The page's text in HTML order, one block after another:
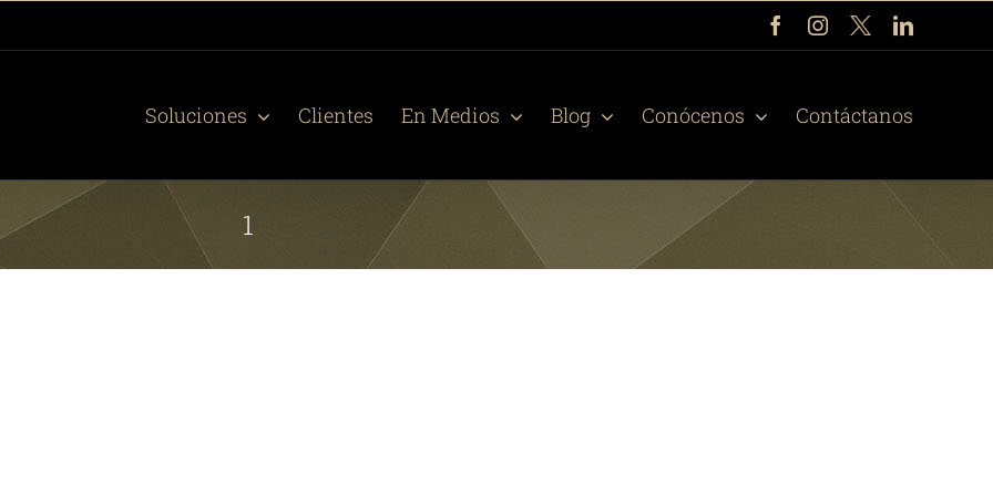
FacebookInstagram
X LinkedIn
Soluciones Clientes En Medios Blog Conócenos Contáctanos
1